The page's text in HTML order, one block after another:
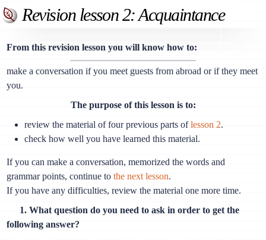
Revision lesson 2: Acquaintance
From this revision lesson you will know how to:
make a conversation if you meet guests from abroad or if they meet
you.
The purpose of this lesson is to:
review the material of four previous parts oflesson 2.
check how well you have learned this material.
If you can make a conversation, memorized the words and
grammar points, continue tothe next lesson.
If you have any difficulties, review the material one more time.
1. What question do you need to ask in order to get the
following answer?